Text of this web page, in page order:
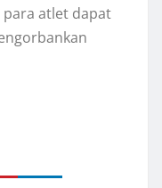
para atlet dapat